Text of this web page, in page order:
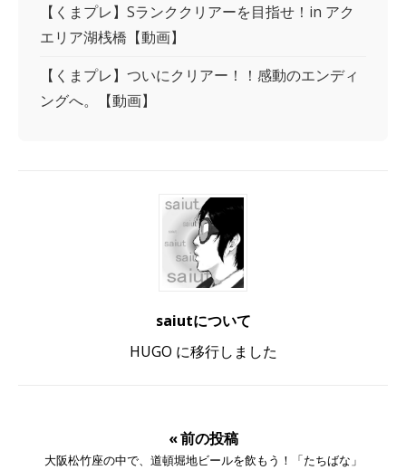
【くまプレ】Sランククリアーを目指せ！in アク
エリア湖桟橋【動画】
【くまプレ】ついにクリアー！！感動のエンディ
ングへ。【動画】
saiutについて
HUGO に移行しました
« 前の投稿
大阪松竹座の中で、道頓堀地ビールを飲もう！「たちばな」